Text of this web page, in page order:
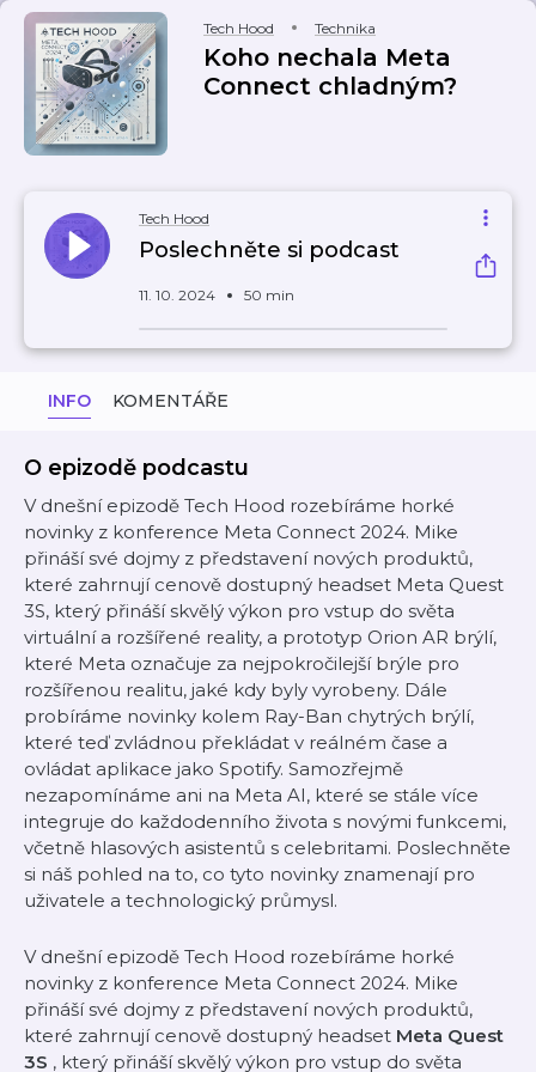
Tech Hood Technika
Koho nechala Meta
Connect chladným?
Tech Hood
Poslechněte si podcast
11. 10. 2024 50 min
INFO KOMENTÁŘE
O epizodě podcastu
V dnešní epizodě Tech Hood rozebíráme horké
novinky z konference Meta Connect 2024. Mike
přináší své dojmy z představení nových produktů,
které zahrnují cenově dostupný headset Meta Quest
3S, který přináší skvělý výkon pro vstup do světa
virtuální a rozšířené reality, a prototyp Orion AR brýlí,
které Meta označuje za nejpokročilejší brýle pro
rozšířenou realitu, jaké kdy byly vyrobeny. Dále
probíráme novinky kolem Ray-Ban chytrých brýlí,
které teď zvládnou překládat v reálném čase a
ovládat aplikace jako Spotify. Samozřejmě
nezapomínáme ani na Meta AI, které se stále více
integruje do každodenního života s novými funkcemi,
včetně hlasových asistentů s celebritami. Poslechněte
si náš pohled na to, co tyto novinky znamenají pro
uživatele a technologický průmysl.
V dnešní epizodě Tech Hood rozebíráme horké
novinky z konference Meta Connect 2024. Mike
přináší své dojmy z představení nových produktů,
které zahrnují cenově dostupný headset Meta Quest
3S , který přináší skvělý výkon pro vstup do světa